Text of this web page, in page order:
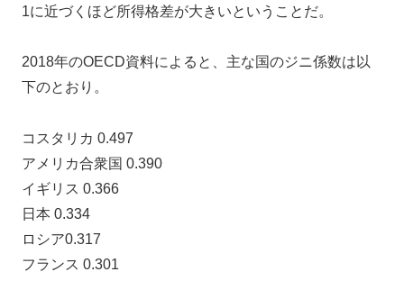
1に近づくほど所得格差が大きいということだ。
2018年のOECD資料によると、主な国のジニ係数は以
下のとおり。
コスタリカ 0.497
アメリカ合衆国 0.390
イギリス 0.366
日本 0.334
ロシア0.317
フランス 0.301